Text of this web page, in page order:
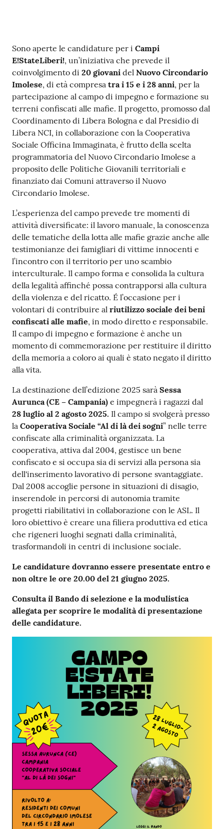
Contenuto
Sono aperte le candidature per i Campi
E!StateLiberi!, un’iniziativa che prevede il
coinvolgimento di 20 giovani del Nuovo Circondario
Imolese, di età compresa tra i 15 e i 28 anni, per la
partecipazione al campo di impegno e formazione su
terreni confiscati alle mafie. Il progetto, promosso dal
Coordinamento di Libera Bologna e dal Presidio di
Libera NCI, in collaborazione con la Cooperativa
Sociale Officina Immaginata, è frutto della scelta
programmatoria del Nuovo Circondario Imolese a
proposito delle Politiche Giovanili territoriali e
finanziato dai Comuni attraverso il Nuovo
Circondario Imolese.
L’esperienza del campo prevede tre momenti di
attività diversificate: il lavoro manuale, la conoscenza
delle tematiche della lotta alle mafie grazie anche alle
testimonianze dei famigliari di vittime innocenti e
l’incontro con il territorio per uno scambio
interculturale. Il campo forma e consolida la cultura
della legalità affinché possa contrapporsi alla cultura
della violenza e del ricatto. É l’occasione per i
volontari di contribuire al riutilizzo sociale dei beni
confiscati alle mafie, in modo diretto e responsabile.
Il campo di impegno e formazione è anche un
momento di commemorazione per restituire il diritto
della memoria a coloro ai quali è stato negato il diritto
alla vita.
La destinazione dell’edizione 2025 sarà Sessa
Aurunca (CE – Campania) e impegnerà i ragazzi dal
28 luglio al 2 agosto 2025. Il campo si svolgerà presso
la Cooperativa Sociale “Al di là dei sogni” nelle terre
confiscate alla criminalità organizzata. La
cooperativa, attiva dal 2004, gestisce un bene
confiscato e si occupa sia di servizi alla persona sia
dell'inserimento lavorativo di persone svantaggiate.
Dal 2008 accoglie persone in situazioni di disagio,
inserendole in percorsi di autonomia tramite
progetti riabilitativi in collaborazione con le ASL. Il
loro obiettivo è creare una filiera produttiva ed etica
che rigeneri luoghi segnati dalla criminalità,
trasformandoli in centri di inclusione sociale.
Le candidature dovranno essere presentate entro e
non oltre le ore 20.00 del 21 giugno 2025.
Consulta il Bando di selezione e la modulistica
allegata per scoprire le modalità di presentazione
delle candidature.